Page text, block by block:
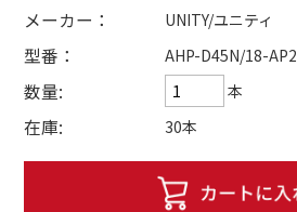
メーカー：
UNITY/ユニティ
型番： AHP-D45N/18-AP2
数量: 本
在庫: 30本